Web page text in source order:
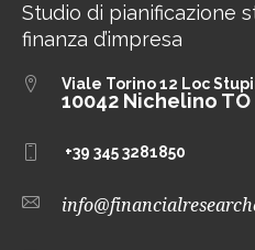
Studio di pianificazione
finanza d’impresa
Viale Torino 12 Loc
10042 Nichelino TO
+39 345 3281850